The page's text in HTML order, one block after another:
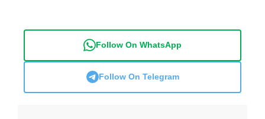
Follow On WhatsApp
Follow On Telegram